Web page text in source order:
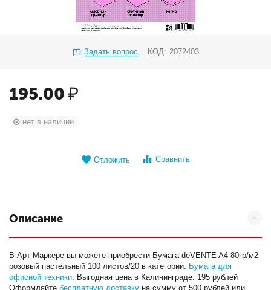
Задать вопрос КОД: 2072403
195.00₽
нет в наличии
Отложить Сравнить
Описание
В Арт-Маркере вы можете приобрести Бумага deVENTE A4 80гр/м2
розовый пастельный 100 листов/20 в категории: Бумага для
офисной техники. Выгодная цена в Калининграде: 195 рублей
Оформляйтебесплатную доставку на сумму от 500 рублей или